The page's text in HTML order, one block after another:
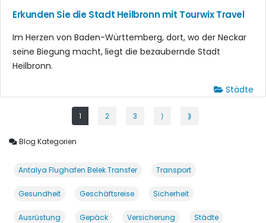
Erkunden Sie die Stadt Heilbronn mit Tourwix Travel
Im Herzen von Baden-Württemberg, dort, wo der Neckar
seine Biegung macht, liegt die bezaubernde Stadt
Heilbronn.
Städte
1 2 3 ⟩ ⟫
Blog Kategorien
Antalya Flughafen Belek Transfer Transport
Gesundheit Geschäftsreise Sicherheit
Ausrüstung Gepäck Versicherung Städte